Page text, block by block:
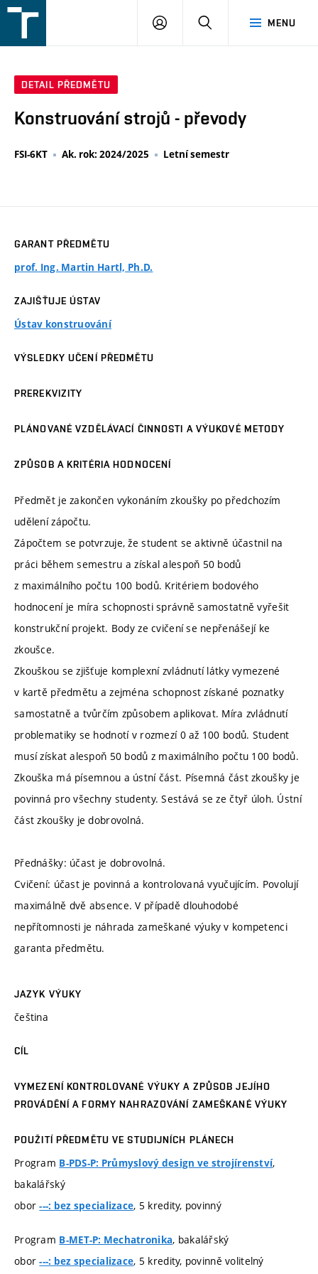
v
MENU
PŘIHLÁŠENÍ
DETAIL PŘEDMĚTU
Konstruování strojů - převody
FSI-6KT Ak. rok: 2024/2025 Letní semestr
GARANT PŘEDMĚTU
prof. Ing. Martin Hartl, Ph.D.
ZAJIŠŤUJE ÚSTAV
Ústav konstruování
VÝSLEDKY UČENÍ PŘEDMĚTU
PREREKVIZITY
PLÁNOVANÉ VZDĚLÁVACÍ ČINNOSTI A VÝUKOVÉ METODY
ZPŮSOB A KRITÉRIA HODNOCENÍ
Předmět je zakončen vykonáním zkoušky po předchozím
udělení zápočtu.
Zápočtem se potvrzuje, že student se aktivně účastnil na
práci během semestru a získal alespoň 50 bodů
z maximálního počtu 100 bodů. Kritériem bodového
hodnocení je míra schopnosti správně samostatně vyřešit
konstrukční projekt. Body ze cvičení se nepřenášejí ke
zkoušce.
Zkouškou se zjišťuje komplexní zvládnutí látky vymezené
v kartě předmětu a zejména schopnost získané poznatky
samostatně a tvůrčím způsobem aplikovat. Míra zvládnutí
problematiky se hodnotí v rozmezí 0 až 100 bodů. Student
musí získat alespoň 50 bodů z maximálního počtu 100 bodů.
Zkouška má písemnou a ústní část. Písemná část zkoušky je
povinná pro všechny studenty. Sestává se ze čtyř úloh. Ústní
část zkoušky je dobrovolná.
Přednášky: účast je dobrovolná.
Cvičení: účast je povinná a kontrolovaná vyučujícím. Povolují
maximálně dvě absence. V případě dlouhodobé
nepřítomnosti je náhrada zameškané výuky v kompetenci
garanta předmětu.
JAZYK VÝUKY
čeština
CÍL
VYMEZENÍ KONTROLOVANÉ VÝUKY A ZPŮSOB JEJÍHO
PROVÁDĚNÍ A FORMY NAHRAZOVÁNÍ ZAMEŠKANÉ VÝUKY
POUŽITÍ PŘEDMĚTU VE STUDIJNÍCH PLÁNECH
Program B-PDS-P: Průmyslový design ve strojírenství,
bakalářský
obor---: bez specializace, 5 kredity, povinný
Program B-MET-P: Mechatronika, bakalářský
obor---: bez specializace, 5 kredity, povinně volitelný